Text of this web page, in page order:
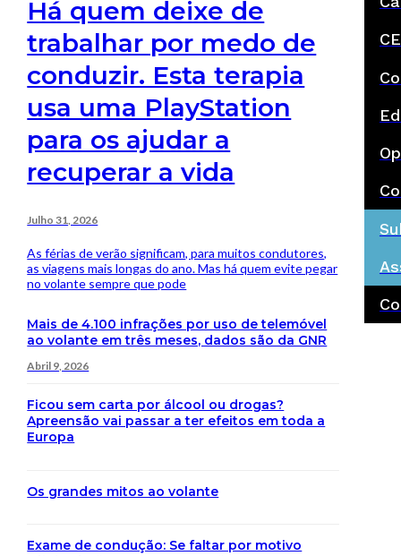
Há quem deixe de
trabalhar por medo de
conduzir. Esta terapia
usa uma PlayStation
para os ajudar a
recuperar a vida
Julho 31, 2026
As férias de verão significam, para muitos condutores,
as viagens mais longas do ano. Mas há quem evite pegar
no volante sempre que pode
Mais de 4.100 infrações por uso de telemóvel
ao volante em três meses, dados são da GNR
Abril 9, 2026
Ficou sem carta por álcool ou drogas?
Apreensão vai passar a ter efeitos em toda a
Europa
Os grandes mitos ao volante
Exame de condução: Se faltar por motivo